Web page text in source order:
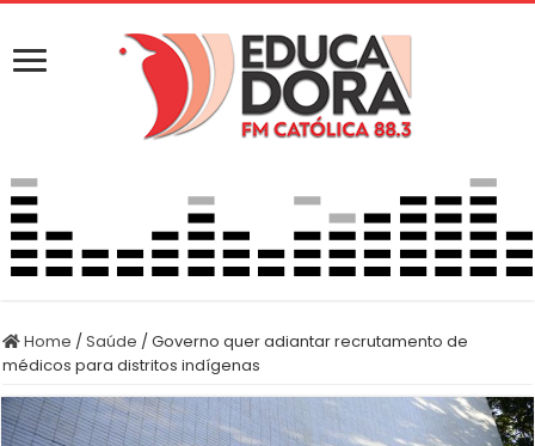
Home /Saúde /Governo quer adiantar recrutamento de
médicos para distritos indígenas